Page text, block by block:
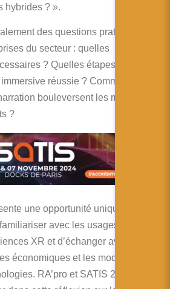
hybrides ? ».
des questions pratiques pour
du secteur : quelles
? Quelles étapes pour
réussie ? Comment ces
bouleversent les modèles
?
une opportunité unique pour les
avec les usages concrets
XR et d’échanger avec des
économiques et les modalités de
RA’pro et SATIS 2024 vous